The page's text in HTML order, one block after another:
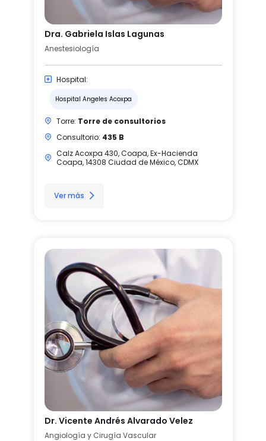
Dra. Gabriela Islas Lagunas
Anestesiología
Hospital:
Hospital Angeles Acoxpa
Torre: Torre de consultorios
Consultorio: 435 B
Calz Acoxpa 430, Coapa, Ex-Hacienda
Coapa, 14308 Ciudad de México, CDMX
Ver más
Dr. Vicente Andrés Alvarado Velez
Angiología y Cirugía Vascular